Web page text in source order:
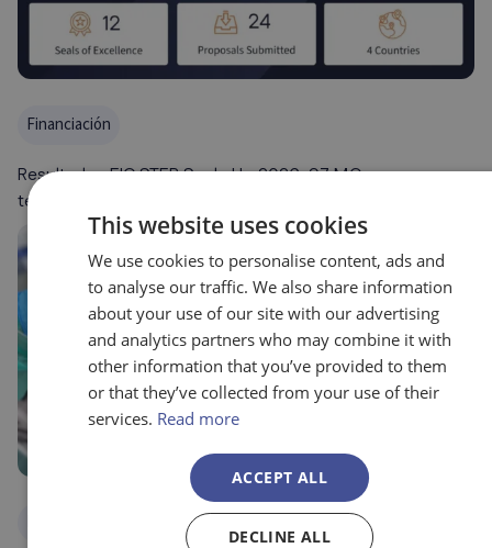
Financiación
Resultados EIC STEP Scale Up 2026: 97 M€ y
tendencias clave
This website uses cookies
We use cookies to personalise content, ads and
to analyse our traffic. We also share information
about your use of our site with our advertising
and analytics partners who may combine it with
other information that you’ve provided to them
or that they’ve collected from your use of their
services. Read more
ACCEPT ALL
DECLINE ALL